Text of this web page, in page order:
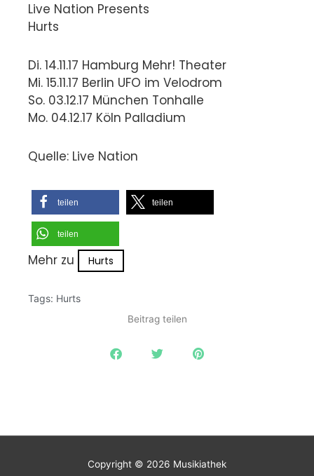
Live Nation Presents
Hurts
Di. 14.11.17 Hamburg Mehr! Theater
Mi. 15.11.17 Berlin UFO im Velodrom
So. 03.12.17 München Tonhalle
Mo. 04.12.17 Köln Palladium
Quelle: Live Nation
teilen teilen
teilen
Mehr zu Hurts
Tags: Hurts
Beitrag teilen
Copyright © 2026 Musikiathek